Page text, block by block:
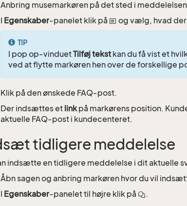
Anbring musemarkøren på det sted i
I Egenskaber-panelet klik på og vælg, hvad
TIP
I pop op-vinduetTilføj tekstkan du få vist et
ved at flytte markøren hen over de forskellige
Klik på den ønskede FAQ-post.
Der indsættes et linkpå markørens position.
aktuelle FAQ-post i kundecenteret.
tidligere meddelelse
indsætte en tidligere meddelelse i dit aktuelle
Åbn sagen og anbring markøren hvor du vil
I Egenskaber-panelet til højre klik på
.